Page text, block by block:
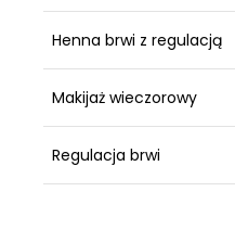
Henna brwi z regulacją
Makijaż wieczorowy
Regulacja brwi